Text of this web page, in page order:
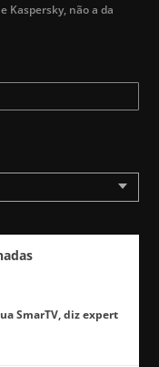
Kaspersky, não a da
SmarTV, diz expert